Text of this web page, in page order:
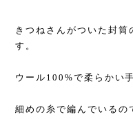
きつねさんがついた封筒
す。
ウール100%で柔らかい
細めの糸で編んでいるの